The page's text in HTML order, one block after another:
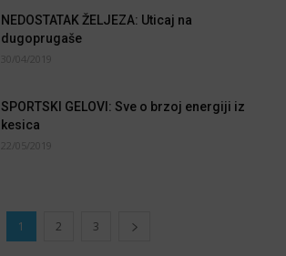
NEDOSTATAK ŽELJEZA: Uticaj na
dugoprugaše
30/04/2019
SPORTSKI GELOVI: Sve o brzoj energiji iz
kesica
22/05/2019
1 2 3